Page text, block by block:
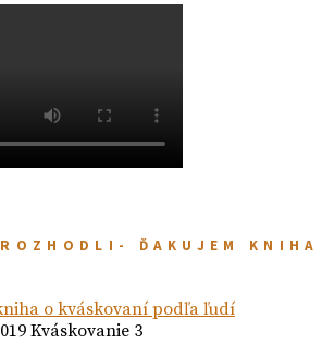
ĎAKUJEM KNIHA
Kváskovanie 3